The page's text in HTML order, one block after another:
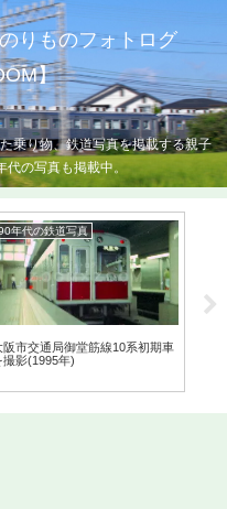
りものフォトログ
】
乗り物、鉄道写真を掲載する親子
代の写真も掲載中。
年代の鉄道写真
阪市交通局御堂筋線10系初期車
撮影(1995年)